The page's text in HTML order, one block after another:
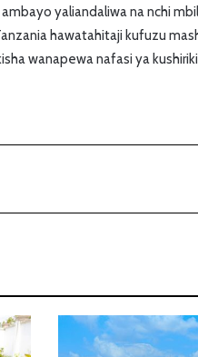
yaliandaliwa na nchi
hawatahitaji kufuzu
wanapewa nafasi ya